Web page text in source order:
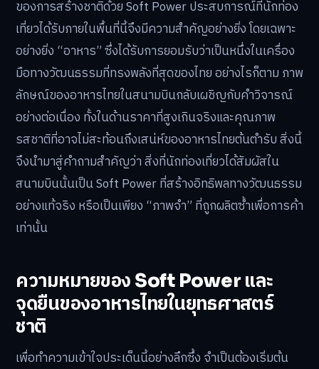
ของการสร้างชาติด้วย Soft Power ประสบการณ์ที่นักท่อง
เที่ยวได้รับภายในพื้นที่นี้จึงมีความสำคัญอย่างยิ่ง โดยเฉพาะ
อย่างยิ่ง “อาหาร” ซึ่งได้รับการยอมรับว่าเป็นหนึ่งในเครื่อง
มือทางวัฒนธรรมที่ทรงพลังที่สุดของไทย อย่างไรก็ตาม ภาพ
ลักษณ์ของอาหารไทยในสนามบินกลับเผชิญกับคำวิจารณ์
อย่างต่อเนื่อง ทั้งในด้านราคาที่สูงเกินจริงและคุณภาพ
รสชาติที่อาจไม่สะท้อนถึงเสน่ห์ของอาหารไทยต้นตำรับ สิ่งนี้
จึงนำมาสู่คำถามสำคัญว่า สิ่งที่นักท่องเที่ยวได้สัมผัสใน
สนามบินนั้นเป็น Soft Power ที่สร้างอิทธิพลทางวัฒนธรรม
อย่างแท้จริง หรือเป็นเพียง “ภาพจำ” ที่ถูกผลิตซ้ำเพื่อการค้า
เท่านั้น
ความหมายของ Soft Power และ
จุดยืนของอาหารไทยในยุทธศาสตร์
ชาติ
เพื่อทำความเข้าใจประเด็นนี้อย่างลึกซึ้ง จำเป็นต้องเริ่มต้น